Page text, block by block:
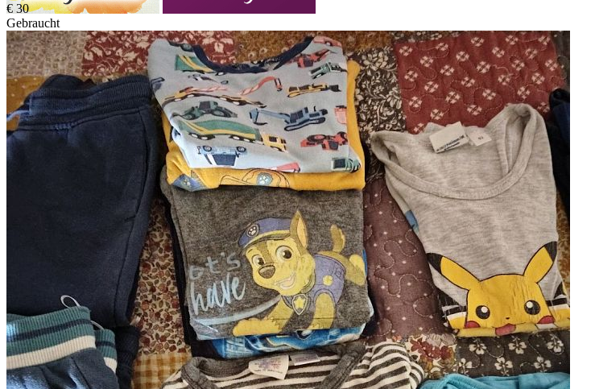
€ 30
Gebraucht